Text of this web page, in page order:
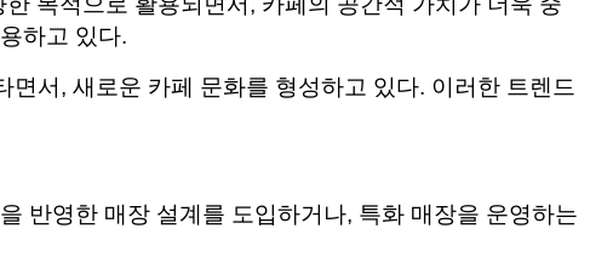
하고 있다.
서, 새로운 카페 문화를 형성하고 있다. 이러한 트렌드
반영한 매장 설계를 도입하거나, 특화 매장을 운영하는